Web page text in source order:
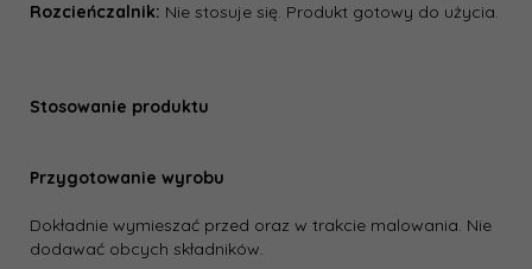
Rozcieńczalnik: Nie stosuje się. Produkt gotowy do użycia.
Stosowanie produktu
Przygotowanie wyrobu
Dokładnie wymieszać przed oraz w trakcie malowania. Nie
dodawać obcych składników.